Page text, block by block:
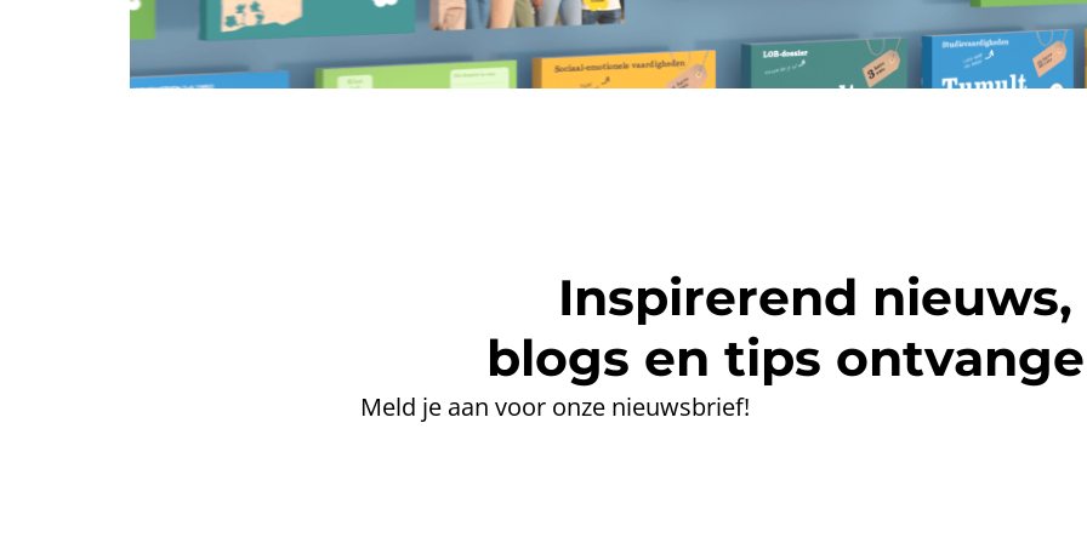
Inspirerend nieuws,
blogs en tips
Meld je aan voor onze nieuwsbrief!